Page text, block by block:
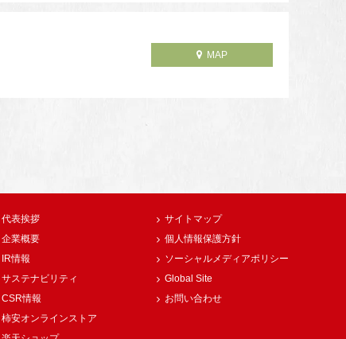
MAP
代表挨拶
企業概要
IR情報
サステナビリティ
CSR情報
柿安オンラインストア
サイトマップ
個人情報保護方針
ソーシャルメディアポリシー
Global Site
お問い合わせ